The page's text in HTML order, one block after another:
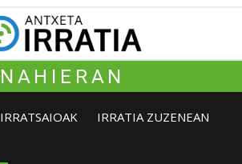
NAHIERAN
IRRATSAIOAK IRRATIA ZUZENEAN